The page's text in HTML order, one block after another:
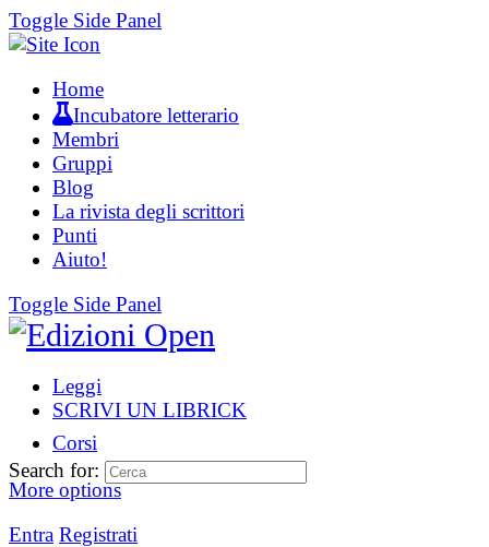
Toggle Side Panel
Home
Incubatore letterario
Membri
Gruppi
Blog
La rivista degli scrittori
Punti
Aiuto!
Toggle Side Panel
Leggi
SCRIVI UN LIBRICK
Corsi
More options
Entra Registrati
Search for: